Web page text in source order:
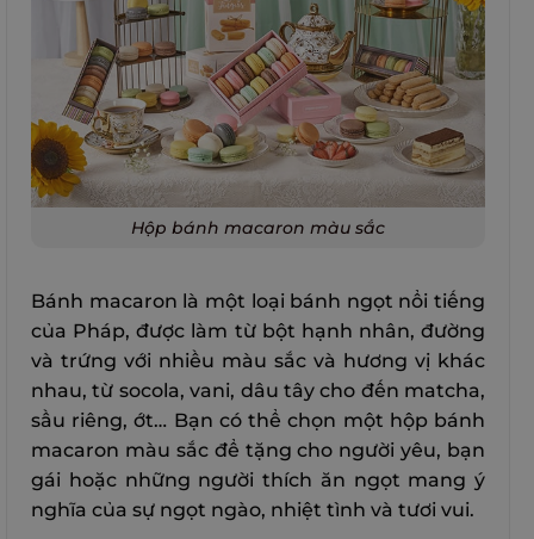
Hộp bánh macaron màu sắc
Bánh macaron là một loại bánh ngọt nổi tiếng
của Pháp, được làm từ bột hạnh nhân, đường
và trứng với nhiều màu sắc và hương vị khác
nhau, từ socola, vani, dâu tây cho đến matcha,
sầu riêng, ớt… Bạn có thể chọn một hộp bánh
macaron màu sắc để tặng cho người yêu, bạn
gái hoặc những người thích ăn ngọt mang ý
nghĩa của sự ngọt ngào, nhiệt tình và tươi vui.